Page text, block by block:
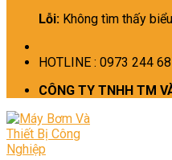
Lỗi: Không tìm thấy
HOTLINE : 0973 244
CÔNG TY TNHH TM